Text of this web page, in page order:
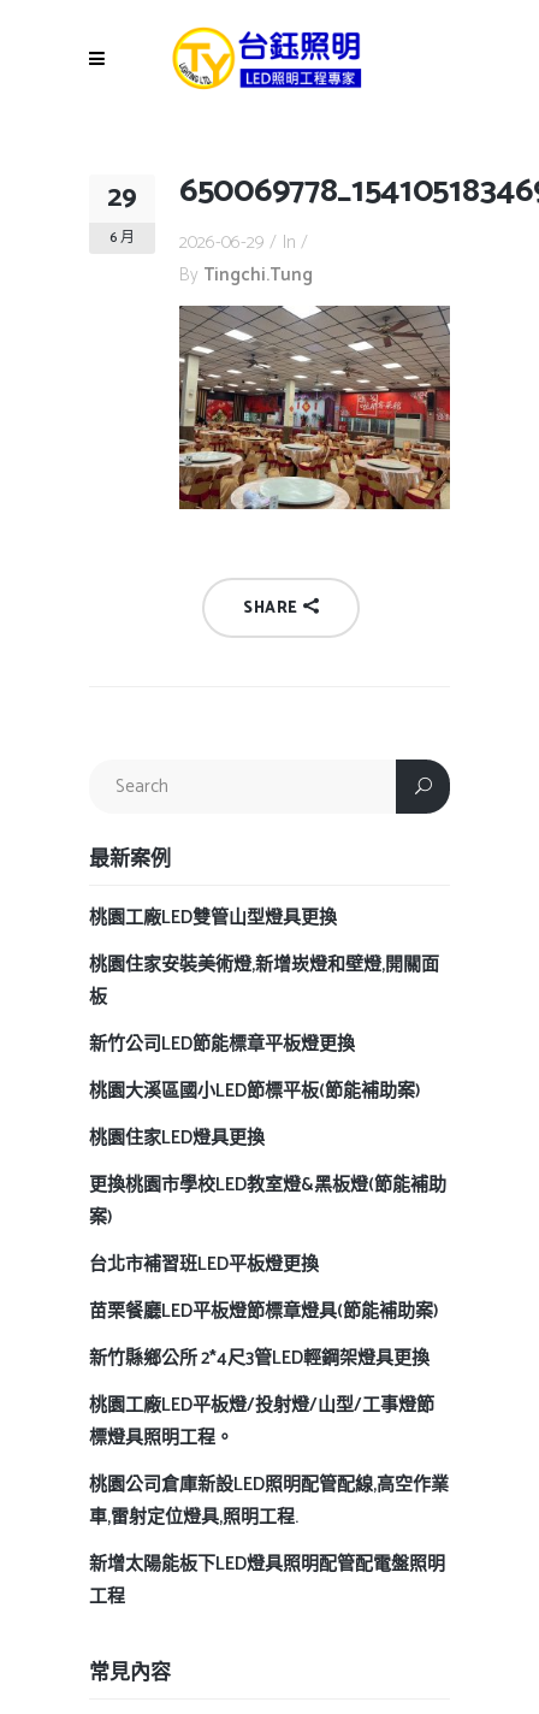
29
6 月 2026-06-29
In
By Tingchi.tung
SHARE
最新案例
桃園工廠LED雙管山型燈具更換
桃園住家安裝美術燈,新增崁燈和壁燈,開關面
板
新竹公司LED節能標章平板燈更換
桃園大溪區國小LED節標平板(節能補助案)
桃園住家LED燈具更換
更換桃園市學校LED教室燈&黑板燈(節能補助
案)
台北市補習班LED平板燈更換
苗栗餐廳LED平板燈節標章燈具(節能補助案)
新竹縣鄉公所 2*4尺3管LED輕鋼架燈具更換
桃園工廠LED平板燈/投射燈/山型/工事燈節
標燈具照明工程。
桃園公司倉庫新設LED照明配管配線,高空作業
車,雷射定位燈具,照明工程.
新增太陽能板下LED燈具照明配管配電盤照明
工程
常見內容